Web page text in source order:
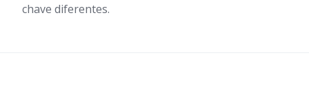
chave diferentes.